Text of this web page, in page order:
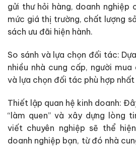
gửi thư hỏi hàng, doanh
mức giá thị trường, chất lượng
sách ưu đãi hiện hành.
So sánh và lựa chọn đối tác:
nhiều nhà cung cấp, người
và lựa chọn đối tác phù hợp
Thiết lập quan hệ kinh doanh:
“làm quen” và xây dựng lòng
viết chuyên nghiệp sẽ thể
doanh nghiệp bạn, từ đó nhà